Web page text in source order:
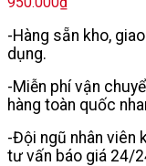
-Hàng sẵn kho,
dụng.
-Miễn phí vận
hàng toàn quốc
-Đội ngũ nhân viên
tư vấn báo giá 24/